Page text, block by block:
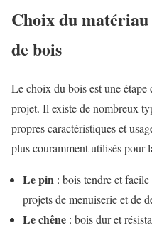
Choix du
de bois
Le choix du bois est une
projet. Il existe de nombreux
propres caractéristiques et
plus couramment utilisés pour
Le pin : bois tendre et
projets de menuiserie et de
Le chêne : bois dur et